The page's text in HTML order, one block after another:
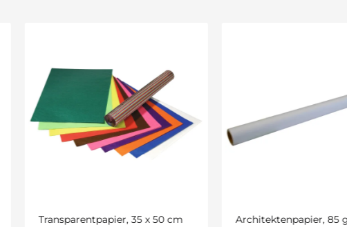
Transparentpapier, 35 x 50 cm
Architektenpapier, 85 g/